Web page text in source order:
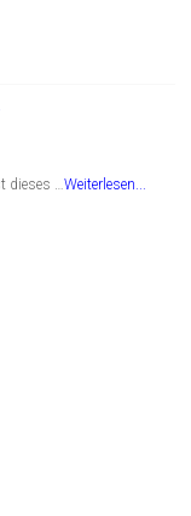
dieses …Weiterlesen...